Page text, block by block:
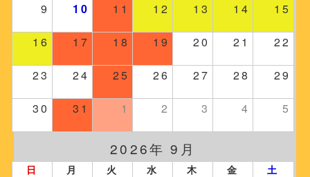
9 10 11 12 13 14 15
16 17 18 19 20 21 22
23 24 25 26 27 28 29
30 31 1 2 3 4 5
2026年 9月
日 月 火 水 木 金 土